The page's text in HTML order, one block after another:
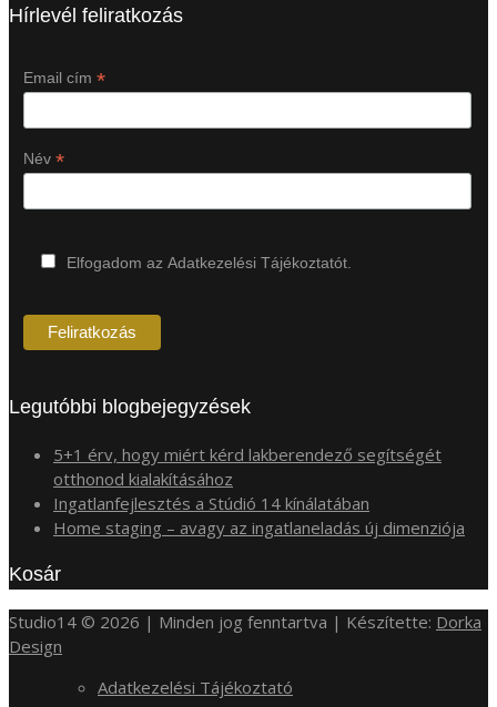
Hírlevél feliratkozás
Email cím *
Név *
Elfogadom az Adatkezelési Tájékoztatót.
Legutóbbi blogbejegyzések
5+1 érv, hogy miért kérd lakberendező segítségét
otthonod kialakításához
Ingatlanfejlesztés a Stúdió 14 kínálatában
Home staging – avagy az ingatlaneladás új dimenziója
Kosár
Studio14 © 2026 | Minden jog fenntartva | Készítette: Dorka
Design
Adatkezelési Tájékoztató